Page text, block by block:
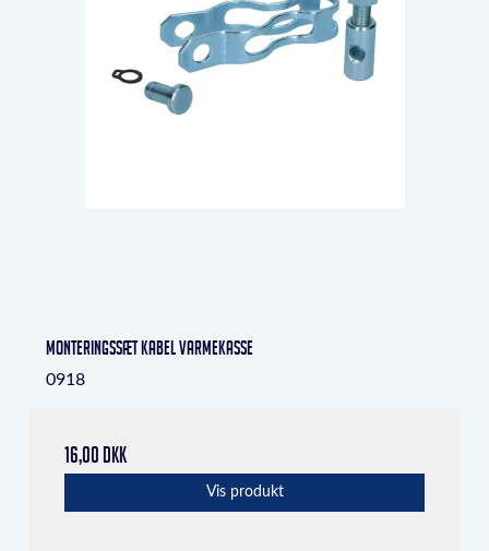
Monteringssæt kabel varmekasse
0918
16,00 DKK
Vis produkt